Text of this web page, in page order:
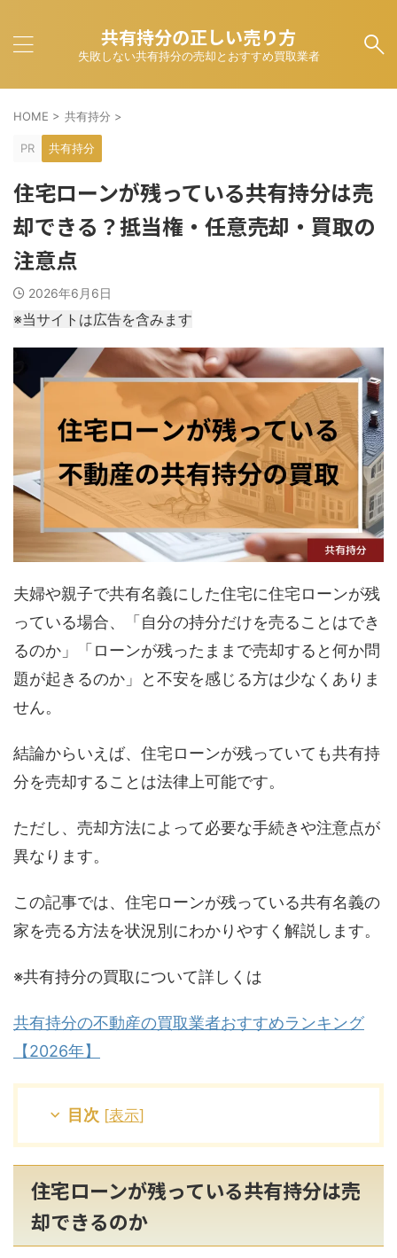
共有持分の正しい売り方
失敗しない共有持分の売却とおすすめ買取業者
HOME > 共有持分 >
PR 共有持分
住宅ローンが残っている共有持分は売
却できる？抵当権・任意売却・買取の
注意点
2026年6月6日
※当サイトは広告を含みます
夫婦や親子で共有名義にした住宅に住宅ローンが残
っている場合、「自分の持分だけを売ることはでき
るのか」「ローンが残ったままで売却すると何か問
題が起きるのか」と不安を感じる方は少なくありま
せん。
結論からいえば、住宅ローンが残っていても共有持
分を売却することは法律上可能です。
ただし、売却方法によって必要な手続きや注意点が
異なります。
この記事では、住宅ローンが残っている共有名義の
家を売る方法を状況別にわかりやすく解説します。
※共有持分の買取について詳しくは
共有持分の不動産の買取業者おすすめランキング
【2026年】
目次 [表示]
住宅ローンが残っている共有持分は売
却できるのか